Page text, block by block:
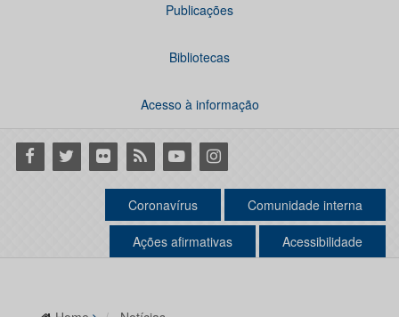
Publicações
Bibliotecas
Acesso à informação
Facebook
Twitter Flickr RSS YoutubeInstagram
Coronavírus Comunidade interna
Ações afirmativas Acessibilidade